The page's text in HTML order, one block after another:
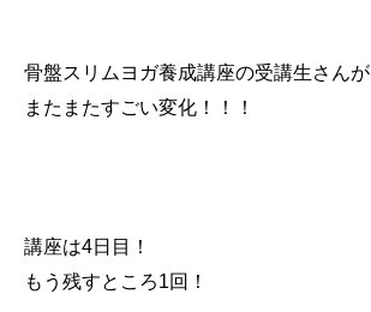
骨盤スリムヨガ養成講座の受講生さんが
またまたすごい変化！！！
講座は4日目！
もう残すところ1回！